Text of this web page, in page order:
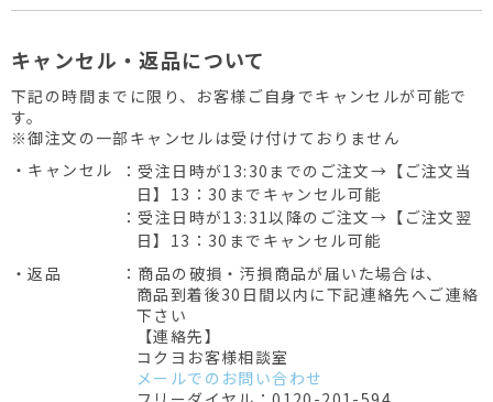
キャンセル・返品について
下記の時間までに限り、お客様ご自身でキャンセルが可能で
す。
※御注文の一部キャンセルは受け付けておりません
・キャンセル
：受注日時が13:30までのご注文→【ご注文当
日】13：30までキャンセル可能
：受注日時が13:31以降のご注文→【ご注文翌
日】13：30までキャンセル可能
・返品
：商品の破損・汚損商品が届いた場合は、
商品到着後30日間以内に下記連絡先へご連絡
下さい
【連絡先】
コクヨお客様相談室
メールでのお問い合わせ